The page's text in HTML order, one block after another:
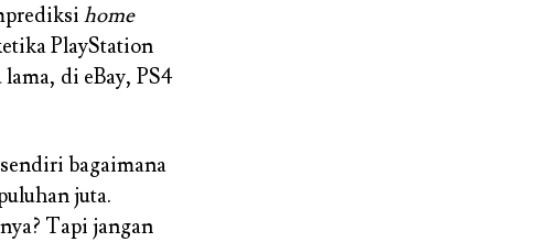
home
PlayStation
di eBay, PS4
bagaimana
juta.
Tapi jangan